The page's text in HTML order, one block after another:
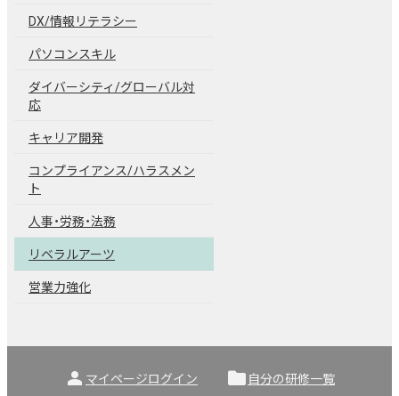
DX/情報リテラシー
パソコンスキル
ダイバーシティ/グローバル対
応
キャリア開発
コンプライアンス/ハラスメン
ト
人事・労務・法務
リベラルアーツ
営業力強化
person マイページログイン folder 自分の研修一覧